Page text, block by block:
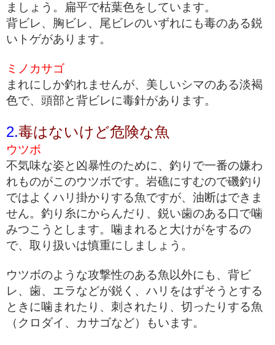
ましょう。扁平で枯葉色をしています。
背ビレ、胸ビレ、尾ビレのいずれにも毒のある鋭
いトゲがあります。
ミノカサゴ
まれにしか釣れませんが、美しいシマのある淡褐
色で、頭部と背ビレに毒針があります。
2.毒はないけど危険な魚
ウツボ
不気味な姿と凶暴性のために、釣りで一番の嫌わ
れものがこのウツボです。岩礁にすむので磯釣り
ではよくハリ掛かりする魚ですが、油断はできま
せん。釣り糸にからんだり、鋭い歯のある口で噛
みつこうとします。噛まれると大けがをするの
で、取り扱いは慎重にしましょう。
ウツボのような攻撃性のある魚以外にも、背ビ
レ、歯、エラなどが鋭く、ハリをはずそうとする
ときに噛まれたり、刺されたり、切ったりする魚
（クロダイ、カサゴなど）もいます。